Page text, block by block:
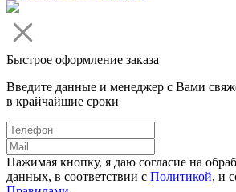
Быстрое оформление заказа
Введите данные и менеджер с Вами
в крайчайшие сроки
Нажимая кнопку, я даю согласие на
данных, в соответствии с Политикой, и